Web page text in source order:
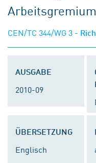
Arbeitsgremium
CEN/TC 344/WG 3 -
AUSGABE
2010-09
ÜBERSETZUNG
Englisch